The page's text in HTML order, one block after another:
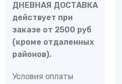
ДНЕВНАЯ ДОСТАВКА
действует при
заказе от 2500 руб
(кроме отдаленных
районов).
Условия оплаты